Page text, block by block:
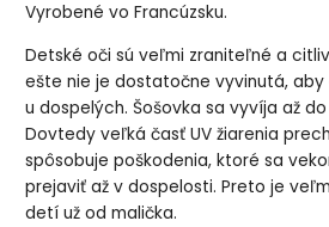
Vyrobené vo Francúzsku.
Detské oči sú veľmi zraniteľné a
ešte nie je dostatočne vyvinutá, aby
u dospelých. Šošovka sa vyvíja až
Dovtedy veľká časť UV žiarenia
spôsobuje poškodenia, ktoré sa
prejaviť až v dospelosti. Preto je
detí už od malička.